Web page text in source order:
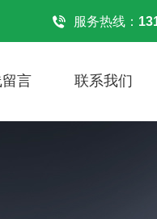
服务热线：
言 联系我们